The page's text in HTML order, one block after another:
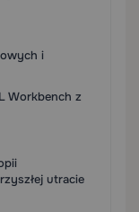
i
Workbench z
utracie